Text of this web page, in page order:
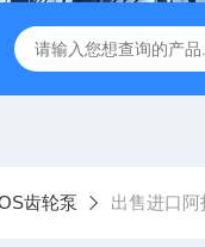
比例阀ITV2050-312L
齿轮泵 出售进口